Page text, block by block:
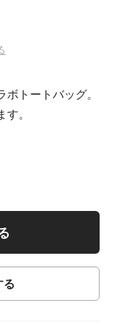
トートバッグ。
。
る